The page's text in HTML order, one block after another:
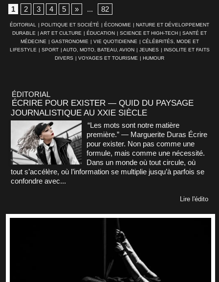
1
2 3 4 5 » ... 82
ÉDITORIAL | POLITIQUE ET SOCIÉTÉ | ÉCONOMIE | NATURE ET DÉVELOPPEMENT
DURABLE | ART ET CULTURE | ÉDUCATION | SCIENCE ET HIGH-TECH | SANTÉ ET
MÉDECINE | GASTRONOMIE | VIE QUOTIDIENNE | CÉLÉBRITÉS, MODE ET
LIFESTYLE | SPORT | AUTO, MOTO, BATEAU, AVION | JEUNES | INSOLITE ET FAITS
DIVERS | VOYAGES ET TOURISME | HUMOUR
ÉDITORIAL
ÉCRIRE POUR EXISTER — QUID DU PAYSAGE
JOURNALISTIQUE AU XXIE SIÈCLE
“Les mots sont notre matière
première.” — Marguerite Duras Écrire
pour exister. Non pas comme une
formule, mais comme une nécessité.
Dans un monde où tout circule, où
tout s’accélère, où l’information se multiplie jusqu’à parfois se
confondre avec...
Lire l'édito